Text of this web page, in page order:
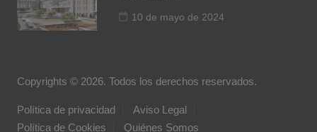
10 de mayo de 2024
Copyrights © 2026. Todos los derechos reservados.
Política de privacidad
Aviso Legal
Política de Cookies
Quiénes Somos